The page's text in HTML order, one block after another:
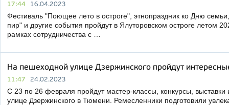
17:44 16.04.2023
Фестиваль "Поющее лето в остроге", этнопраздник ко Дню
пир" и другие события пройдут в Ялуторовском остроге летом
рамках сотрудничества с …
На пешеходной улице Дзержинского пройдут
11:47 24.02.2023
С 23 по 26 февраля пройдут мастер-классы, конкурсы, выставки
улице Дзержинского в Тюмени. Ремесленники подготовили